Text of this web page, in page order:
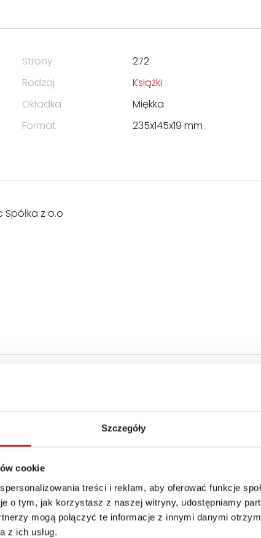
Szczegóły
cookie
treści i reklam, aby oferować funkcje
o tym, jak korzystasz z naszej witryny, udostępniamy
mogą połączyć te informacje z innymi danymi
z ich usług.
Strony
272
Rodzaj
Książki
Okładka
Miękka
Format
235x145x19 mm
z o.o
Brak danych